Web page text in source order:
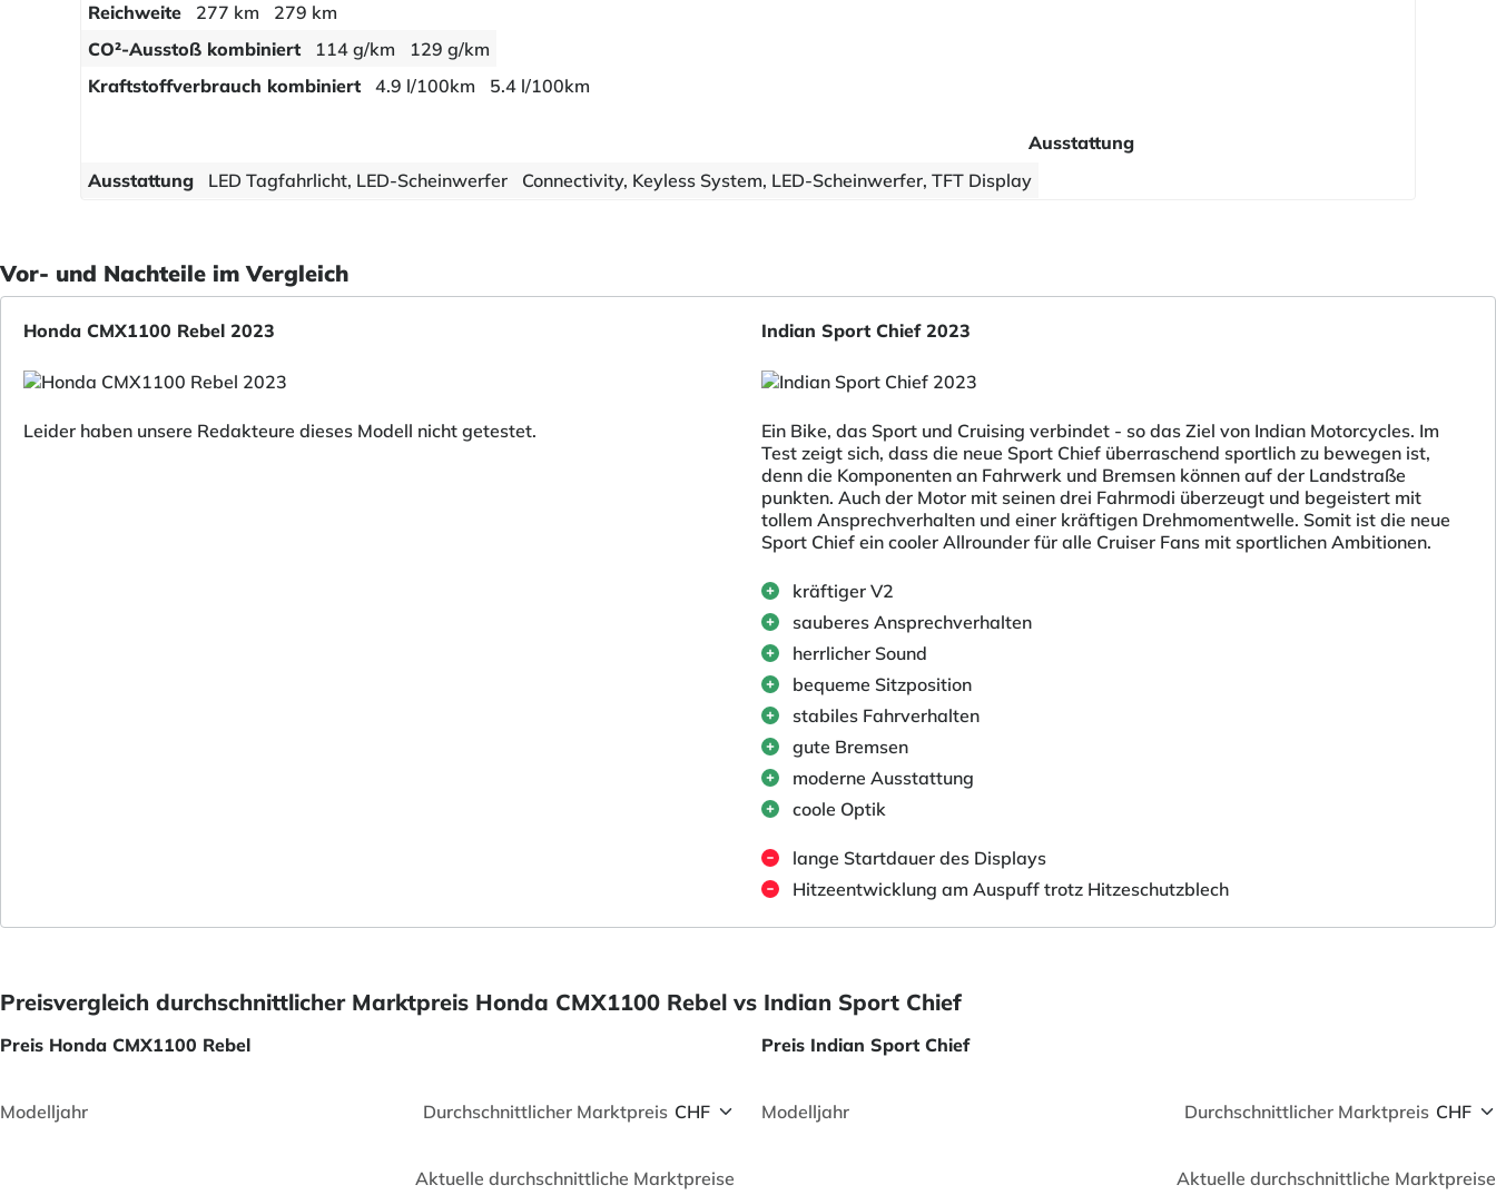
Reichweite
277 km
279 km
CO²-Ausstoß kombiniert
114 g/km
129 g/km
Kraftstoffverbrauch kombiniert
4.9 l/100km 5.4 l/100km
Ausstattung
Ausstattung
LED Tagfahrlicht, LED-Scheinwerfer Connectivity, Keyless System, LED-Scheinwerfer, TFT Display
Vor- und Nachteile im Vergleich
Honda CMX1100 Rebel 2023
Leider haben unsere Redakteure dieses Modell nicht getestet.
Indian Sport Chief 2023
Ein Bike, das Sport und Cruising verbindet - so das Ziel von Indian Motorcycles. Im
Test zeigt sich, dass die neue Sport Chief überraschend sportlich zu bewegen ist,
denn die Komponenten an Fahrwerk und Bremsen können auf der Landstraße
punkten. Auch der Motor mit seinen drei Fahrmodi überzeugt und begeistert mit
tollem Ansprechverhalten und einer kräftigen Drehmomentwelle. Somit ist die neue
Sport Chief ein cooler Allrounder für alle Cruiser Fans mit sportlichen Ambitionen.
kräftiger V2
sauberes Ansprechverhalten
herrlicher Sound
bequeme Sitzposition
stabiles Fahrverhalten
gute Bremsen
moderne Ausstattung
coole Optik
lange Startdauer des Displays
Hitzeentwicklung am Auspuff trotz Hitzeschutzblech
Preisvergleich durchschnittlicher Marktpreis Honda CMX1100 Rebel vs Indian Sport Chief
Preis Honda CMX1100 Rebel
Modelljahr Durchschnittlicher Marktpreis
Aktuelle durchschnittliche Marktpreise
Preis Indian Sport Chief
Modelljahr Durchschnittlicher Marktpreis
Aktuelle durchschnittliche Marktpreise